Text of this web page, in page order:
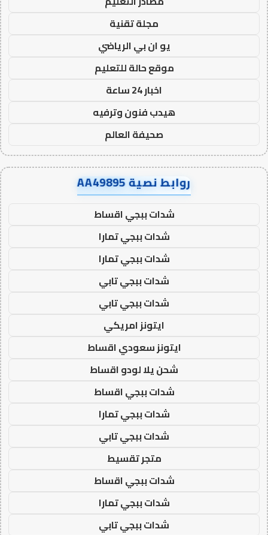
مجلة تقنية
يو ان بي الرياضي
موقع حالة للتعليم
اخبار 24 ساعة
هيدب فنون وترفيه
صحيفة العالم
روابط نصية AA49895
شدات ببجي اقساط
شدات ببجي تمارا
شدات ببجي تمارا
شدات ببجي تابي
شدات ببجي تابي
ايتونز امريكي
ايتونز سعودي اقساط
شحن يلا لودو اقساط
شدات ببجي اقساط
شدات ببجي تمارا
شدات ببجي تابي
متجر تقسيط
شدات ببجي اقساط
شدات ببجي تمارا
شدات ببجي تابي